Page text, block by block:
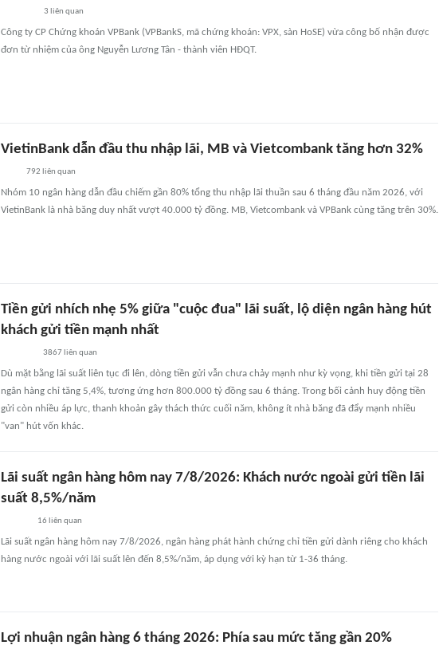
3 liên quan
Công ty CP Chứng khoán VPBank (VPBankS, mã chứng khoán: VPX, sàn HoSE) vừa công bố nhận được
đơn từ nhiệm của ông Nguyễn Lương Tân - thành viên HĐQT.
VietinBank dẫn đầu thu nhập lãi, MB và Vietcombank tăng hơn 32%
792 liên quan
Nhóm 10 ngân hàng dẫn đầu chiếm gần 80% tổng thu nhập lãi thuần sau 6 tháng đầu năm 2026, với
VietinBank là nhà băng duy nhất vượt 40.000 tỷ đồng. MB, Vietcombank và VPBank cùng tăng trên 30%.
Tiền gửi nhích nhẹ 5% giữa "cuộc đua" lãi suất, lộ diện ngân hàng hút
khách gửi tiền mạnh nhất
3867 liên quan
Dù mặt bằng lãi suất liên tục đi lên, dòng tiền gửi vẫn chưa chảy mạnh như kỳ vọng, khi tiền gửi tại 28
ngân hàng chỉ tăng 5,4%, tương ứng hơn 800.000 tỷ đồng sau 6 tháng. Trong bối cảnh huy động tiền
gửi còn nhiều áp lực, thanh khoản gây thách thức cuối năm, không ít nhà băng đã đẩy mạnh nhiều
"van" hút vốn khác.
Lãi suất ngân hàng hôm nay 7/8/2026: Khách nước ngoài gửi tiền lãi
suất 8,5%/năm
16 liên quan
Lãi suất ngân hàng hôm nay 7/8/2026, ngân hàng phát hành chứng chỉ tiền gửi dành riêng cho khách
hàng nước ngoài với lãi suất lên đến 8,5%/năm, áp dụng với kỳ hạn từ 1-36 tháng.
Lợi nhuận ngân hàng 6 tháng 2026: Phía sau mức tăng gần 20%